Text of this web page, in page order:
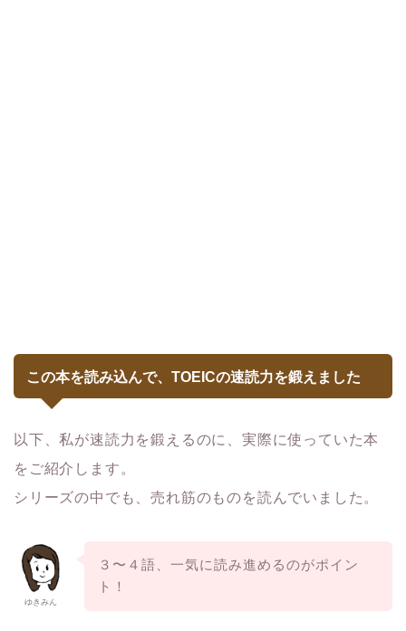
この本を読み込んで、TOEICの速読力を鍛えました
以下、私が速読力を鍛えるのに、実際に使っていた本
をご紹介します。
シリーズの中でも、売れ筋のものを読んでいました。
ゆきみん
３〜４語、一気に読み進めるのがポイン
ト！